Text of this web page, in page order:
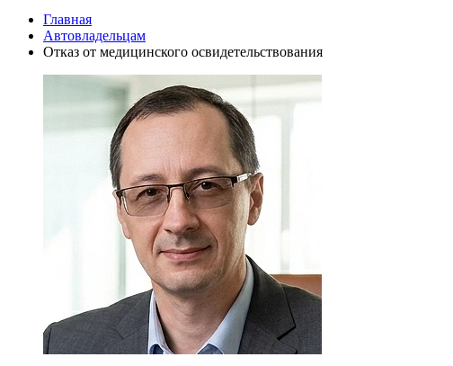
Главная
Автовладельцам
Отказ от медицинского освидетельствования